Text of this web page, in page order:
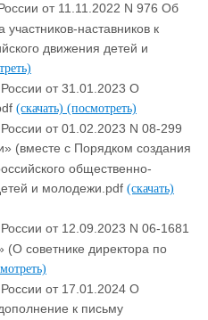
от 11.11.2022 N 976 Об
наставников к
движения детей и
от 31.01.2023 О
(скачать) (посмотреть)
от 01.02.2023 N 08-299
(вместе с Порядком создания
общественно-
и молодежи.pdf (скачать)
от 12.09.2023 N 06-1681
советнике директора по
от 17.01.2024 О
к письму